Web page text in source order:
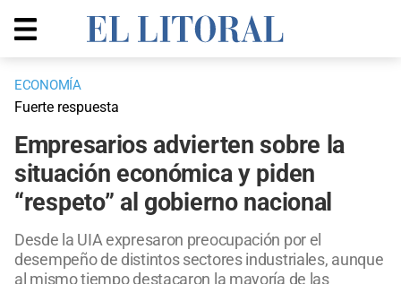
ECONOMÍA
Fuerte respuesta
Empresarios advierten sobre la
situación económica y piden
“respeto” al gobierno nacional
Desde la UIA expresaron preocupación por el
desempeño de distintos sectores industriales, aunque
al mismo tiempo destacaron la mayoría de las